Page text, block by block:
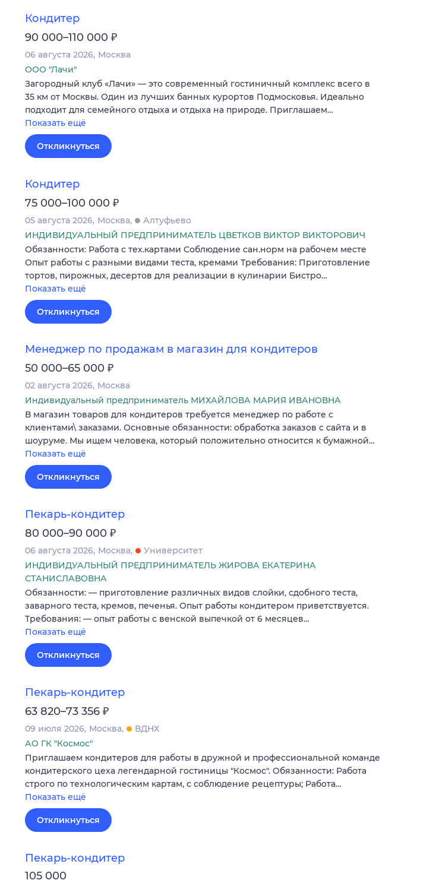
Кондитер
90 000–110 000 ₽
06 августа 2026 Москва
ООО "Лачи"
Загородный клуб «Лачи» — это современный гостиничный комплекс всего в
35 км от Москвы. Один из лучших банных курортов Подмосковья. Идеально
подходит для семейного отдыха и отдыха на природе. Приглашаем…
Показать ещё
Откликнуться
Кондитер
75 000–100 000 ₽
05 августа 2026 Москва
Алтуфьево
ИНДИВИДУАЛЬНЫЙ ПРЕДПРИНИМАТЕЛЬ ЦВЕТКОВ ВИКТОР ВИКТОРОВИЧ
Обязанности: Работа с тех.картами Соблюдение сан.норм на рабочем месте
Опыт работы с разными видами теста, кремами Требования: Приготовление
тортов, пирожных, десертов для реализации в кулинарии Бистро…
Показать ещё
Откликнуться
Менеджер по продажам в магазин для кондитеров
50 000–65 000 ₽
02 августа 2026 Москва
Индивидуальный предприниматель МИХАЙЛОВА МАРИЯ ИВАНОВНА
В магазин товаров для кондитеров требуется менеджер по работе с
клиентами\ заказами. Основные обязанности: обработка заказов с сайта и в
шоуруме. Мы ищем человека, который положительно относится к бумажной…
Показать ещё
Откликнуться
Пекарь-кондитер
80 000–90 000 ₽
06 августа 2026 Москва
Университет
ИНДИВИДУАЛЬНЫЙ ПРЕДПРИНИМАТЕЛЬ ЖИРОВА ЕКАТЕРИНА
СТАНИСЛАВОВНА
Обязанности: — приготовление различных видов слойки, сдобного теста,
заварного теста, кремов, печенья. Опыт работы кондитером приветствуется.
Требования: — опыт работы с венской выпечкой от 6 месяцев…
Показать ещё
Откликнуться
Пекарь-кондитер
63 820–73 356 ₽
09 июля 2026 Москва
ВДНХ
АО ГК "Космос"
Приглашаем кондитеров для работы в дружной и профессиональной команде
кондитерского цеха легендарной гостиницы "Космос". Обязанности: Работа
строго по технологическим картам, с соблюдение рецептуры; Работа…
Показать ещё
Откликнуться
Пекарь-кондитер
105 000